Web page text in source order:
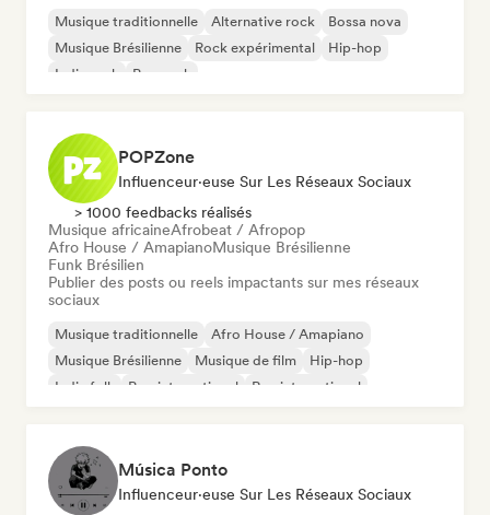
Musique traditionnelle Alternative rock
Bossa nova
Musique Brésilienne
Rock expérimental
Hip-hop
Indie rock
Pop rock
POPZone
Influenceur·euse Sur Les Réseaux Sociaux
> 1000 feedbacks réalisés
Musique africaineAfrobeat / Afropop
Afro House / AmapianoMusique Brésilienne
Funk Brésilien
Publier des posts ou reels impactants sur mes réseaux
sociaux
Musique traditionnelle
Afro House / Amapiano
Musique Brésilienne
Musique de film
Hip-hop
Indie folk
Pop international Rap international
Música Ponto
Influenceur·euse Sur Les Réseaux Sociaux